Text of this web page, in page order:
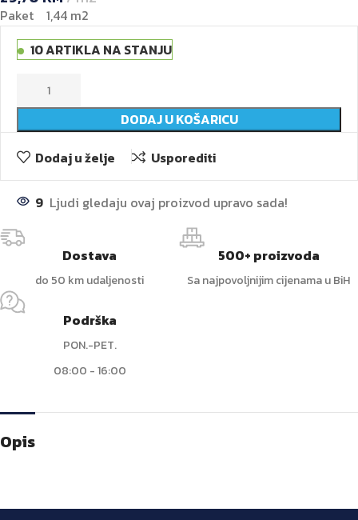
Paket 1,44 m2
10 ARTIKLA NA STANJU
DODAJ U KOŠARICU
Dodaj u želje
Usporediti
9 Ljudi gledaju ovaj proizvod upravo sada!
Dostava
do 50 km udaljenosti
500+ proizvoda
Sa najpovoljnijim cijenama u BiH
Podrška
PON.-PET.
08:00 - 16:00
Opis